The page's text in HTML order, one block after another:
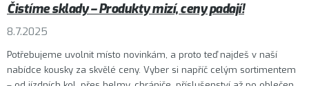
Čistíme sklady – Produkty mizí, ceny padají!
8.7.2025
Potřebujeme uvolnit místo novinkám, a proto teď najdeš v naší
nabídce kousky za skvělé ceny. Vyber si napříč celým sortimentem